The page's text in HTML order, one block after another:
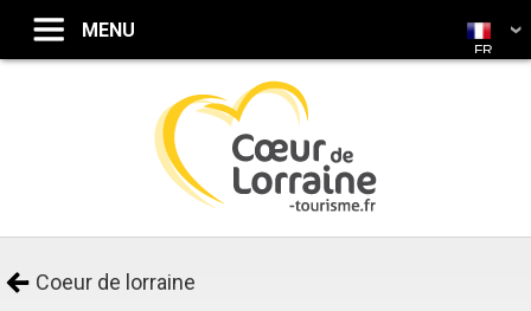
Coeur de lorraine
FR